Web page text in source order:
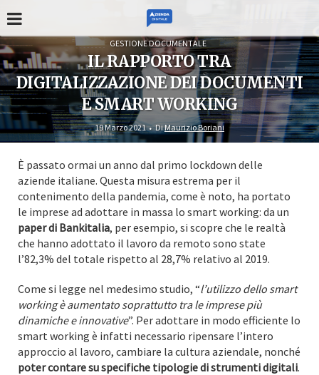
GESTIONE DOCUMENTALE
IL RAPPORTO TRA
DIGITALIZZAZIONE DEI DOCUMENTI
E SMART WORKING
19 Marzo 2021 DiMaurizio Boriani
È passato ormai un anno dal primo lockdown delle
aziende italiane. Questa misura estrema per il
contenimento della pandemia, come è noto, ha portato
le imprese ad adottare in massa lo smart working: da un
paper di Bankitalia, per esempio, si scopre che le realtà
che hanno adottato il lavoro da remoto sono state
l’82,3% del totale rispetto al 28,7% relativo al 2019.
Come si legge nel medesimo studio, “l’utilizzo dello smart
working è aumentato soprattutto tra le imprese più
dinamiche e innovative”. Per adottare in modo efficiente lo
smart working è infatti necessario ripensare l’intero
approccio al lavoro, cambiare la cultura aziendale, nonché
poter contare su specifiche tipologie di strumenti digitali.